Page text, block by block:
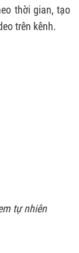
thời gian, tạo
trên kênh.
tự nhiên